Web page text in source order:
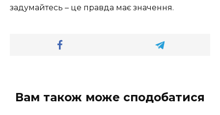
задумайтесь – це правда має значення.
Вам також може сподобатися